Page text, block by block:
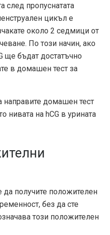
след пропуснатата
цикъл е
около 2 седмици от
По този начин, ако
ще бъдат достатъчно
в домашен тест за
домашен тест
нивата на hCG в урината
получите положителен
без да сте
този положителен